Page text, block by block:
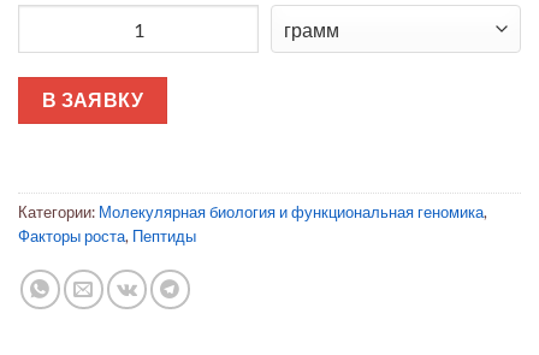
В ЗАЯВКУ
Категории: Молекулярная биология и функциональная геномика,
Факторы роста, Пептиды